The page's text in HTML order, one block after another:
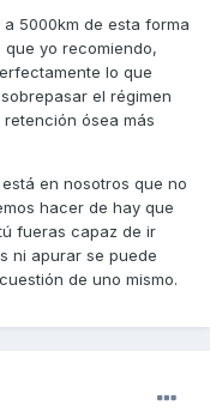
5000km de esta forma
yo recomiendo,
lo que
el régimen
ósea más
en nosotros que no
hacer de hay que
fueras capaz de ir
ni apurar se puede
de uno mismo.